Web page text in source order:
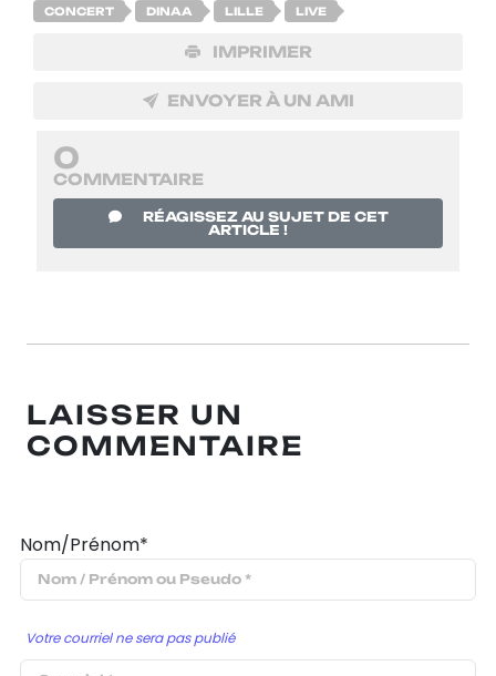
CONCERT DINAA LILLE LIVE
IMPRIMER
ENVOYER À UN AMI
0
COMMENTAIRE
RÉAGISSEZ AU SUJET DE CET
ARTICLE !
LAISSER UN
COMMENTAIRE
Nom/Prénom*
Votre courriel ne sera pas publié